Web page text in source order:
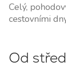
Celý,
cestovními
Od